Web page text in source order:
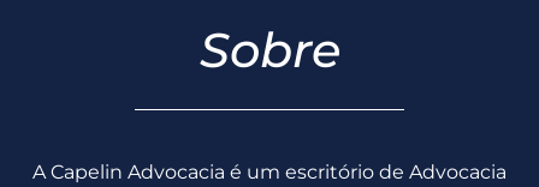
Sobre
A Capelin Advocacia é um escritório de Advocacia